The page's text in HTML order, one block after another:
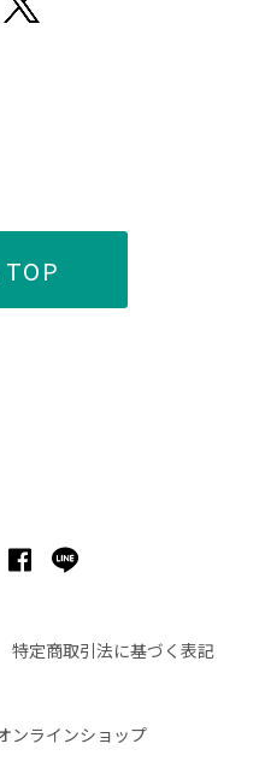
特定商取引法に基づく表記
ンラインショップ